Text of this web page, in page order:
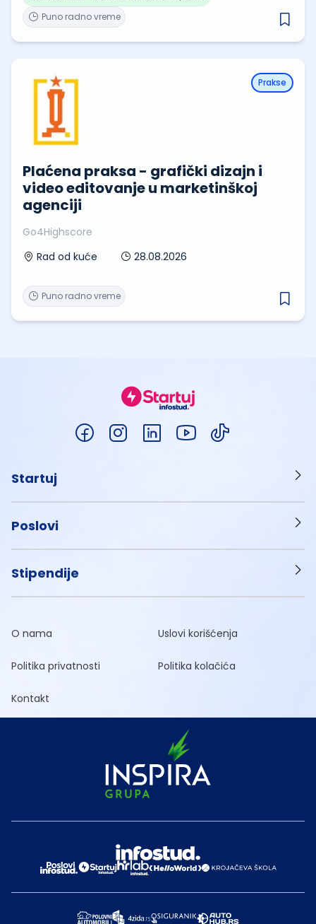
Puno radno vreme
Prakse
Plaćena praksa - grafički dizajn i
video editovanje u marketinškoj
agenciji
Go4Highscore
Rad od kuće
28.08.2026
Puno radno vreme
Startuj
Poslovi
Stipendije
O nama Uslovi korišćenja
Politika privatnosti Politika kolačića
Kontakt